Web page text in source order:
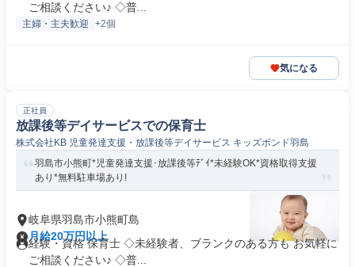
ご相談ください♪ ◇普...
主婦・主夫歓迎 +2個
気になる
正社員
放課後等デイサービスでの保育士
株式会社KB 児童発達支援・放課後等デイサービス キッズボンド羽島
羽島市小熊町*児童発達支援･放課後等ﾃﾞｲ*未経験OK*資格取得支援
あり*無料駐車場あり!
岐阜県羽島市小熊町島
月給20万円以上
経験・資格 保育士 ◇未経験者、ブランクのある方も お気軽に
ご相談ください♪ ◇普...